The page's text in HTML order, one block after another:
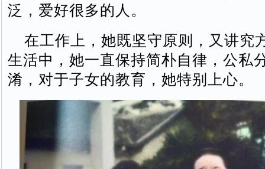
泛，爱好很多的人。
在工作上，她既坚守原则，又讲究
生活中，她一直保持简朴自律，公私
淆，对于子女的教育，她特别上心。